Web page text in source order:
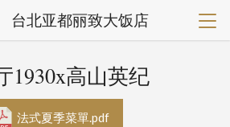
台北亚都丽致大饭店
1930x高山英纪
法式夏季菜單.pdf